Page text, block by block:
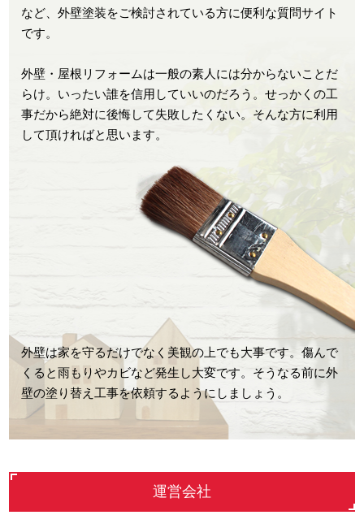
など、外壁塗装をご検討されている方に便利な質問サイト
です。
外壁・屋根リフォームは一般の素人には分からないことだ
らけ。いったい誰を信用していいのだろう。せっかくの工
事だから絶対に後悔して失敗したくない。そんな方に利用
して頂ければと思います。
外壁は家を守るだけでなく美観の上でも大事です。傷んで
くると雨もりやカビなど発生し大変です。そうなる前に外
壁の塗り替え工事を依頼するようにしましょう。
運営会社